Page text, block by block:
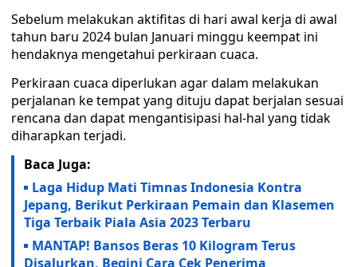
Sebelum melakukan aktifitas di hari awal kerja di awal
tahun baru 2024 bulan Januari minggu keempat ini
hendaknya mengetahui perkiraan cuaca.
Perkiraan cuaca diperlukan agar dalam melakukan
perjalanan ke tempat yang dituju dapat berjalan sesuai
rencana dan dapat mengantisipasi hal-hal yang tidak
diharapkan terjadi.
Baca Juga:
Laga Hidup Mati Timnas Indonesia Kontra
Jepang, Berikut Perkiraan Pemain dan Klasemen
Tiga Terbaik Piala Asia 2023 Terbaru
MANTAP! Bansos Beras 10 Kilogram Terus
Disalurkan, Begini Cara Cek Penerima